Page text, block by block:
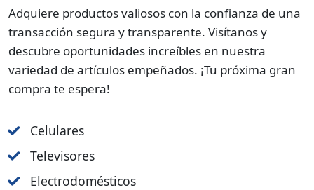
Adquiere productos valiosos con la confianza de una
transacción segura y transparente. Visítanos y
descubre oportunidades increíbles en nuestra
variedad de artículos empeñados. ¡Tu próxima gran
compra te espera!
Celulares
Televisores
Electrodomésticos